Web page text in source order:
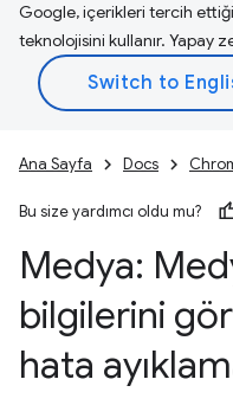
Google, içerikleri tercih
teknolojisini kullanır. Yapay
Ana Sayfa Docs
Bu size yardımcı oldu mu?
Medya:
bilgilerini
hata